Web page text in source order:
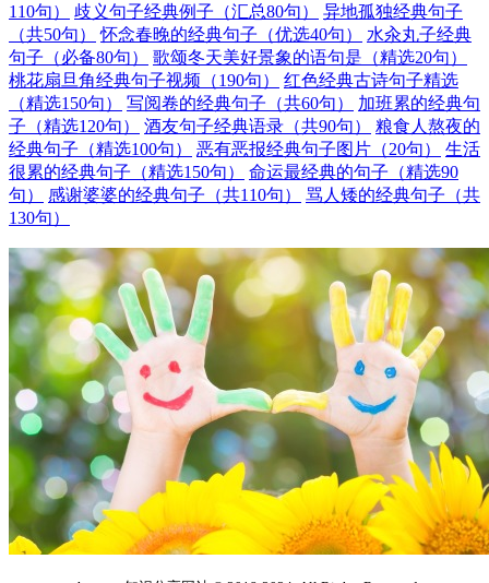
110句）
歧义句子经典例子（汇总80句）
异地孤独经典句子
（共50句）
怀念春晚的经典句子（优选40句）
水汆丸子经典
句子（必备80句）
歌颂冬天美好景象的语句是（精选20句）
桃花扇旦角经典句子视频（190句）
红色经典古诗句子精选
（精选150句）
写阅卷的经典句子（共60句）
加班累的经典句
子（精选120句）
酒友句子经典语录（共90句）
粮食人熬夜的
经典句子（精选100句）
恶有恶报经典句子图片（20句）
生活
很累的经典句子（精选150句）
命运最经典的句子（精选90
句）
感谢婆婆的经典句子（共110句）
骂人矮的经典句子（共
130句）